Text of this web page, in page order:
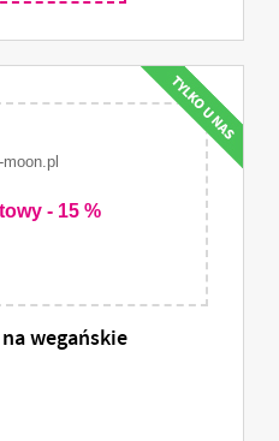
- 15 %
wegańskie